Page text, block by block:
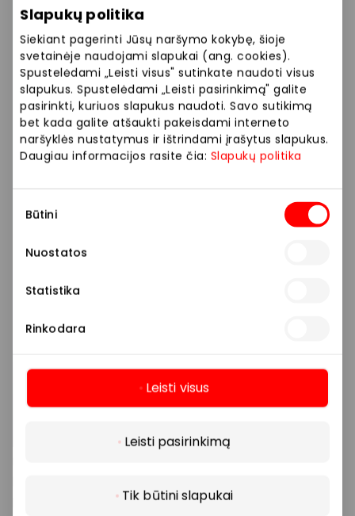
Slapukų politika
Siekiant pagerinti Jūsų naršymo kokybę, šioje
svetainėje naudojami slapukai (ang. cookies).
Spustelėdami „Leisti visus" sutinkate naudoti visus
slapukus. Spustelėdami „Leisti pasirinkimą" galite
pasirinkti, kuriuos slapukus naudoti. Savo sutikimą
bet kada galite atšaukti pakeisdami interneto
naršyklės nustatymus ir ištrindami įrašytus slapukus.
Daugiau informacijos rasite čia: Slapukų politika
pasirinkimas
Būtini
Nuostatos
Statistika
Rinkodara
Leisti visus
Leisti pasirinkimą
Tik būtini slapukai
Daugiau